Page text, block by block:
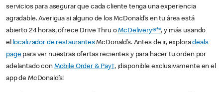
servicios para asegurar que cada cliente tenga una experiencia
agradable. Averigua si alguno de los McDonald’s en tu área está
abierto 24 horas, ofrece Drive Thru oMcDelivery®**, y más usando
el localizador de restaurantesMcDonald’s. Antes de ir, exploradeals
pagepara ver nuestras ofertas recientes y para hacer tu orden por
adelantado con Mobile Order & Pay†, ¡disponible exclusivamente en el
app de McDonald’s!